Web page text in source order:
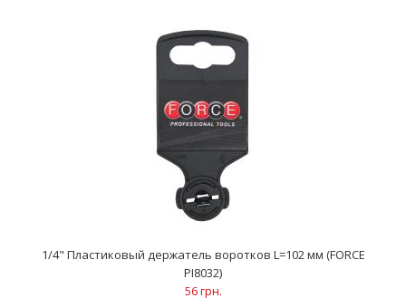
PI8032)
56 грн.
1/4" Пластиковый держатель воротков L=102 мм (FORCE
PI8032)
56 грн.